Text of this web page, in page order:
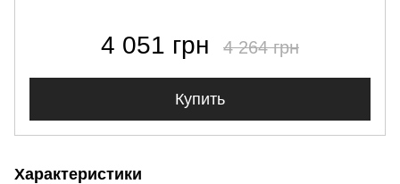
4 051 грн 4 264 грн
Купить
Характеристики